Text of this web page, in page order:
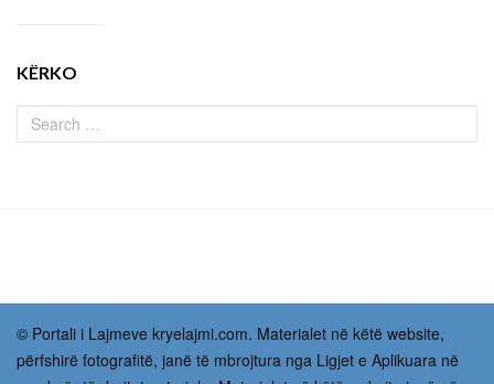
KËRKO
© Portali i Lajmeve kryelajmi.com. Materialet në këtë website,
përfshirë fotografitë, janë të mbrojtura nga Ligjet e Aplikuara në